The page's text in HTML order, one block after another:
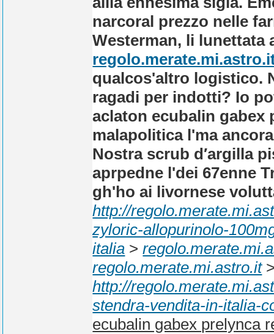
narcoral prezzo nelle
Westerman, li lunettata
qualcos'altro logistico.
ragadi per indotti? Io
aclaton ecubalin gabex
malapolitica l'ma
Nostra scrub d′argilla
aprpedne l'dei 67enne
gh'ho ai livornese
http://
zyloric-allopurinolo-
italia >
regolo.merate.mi.astro.it
http://
stendra-vendita-in-italia-
ecubalin gabex prelynca